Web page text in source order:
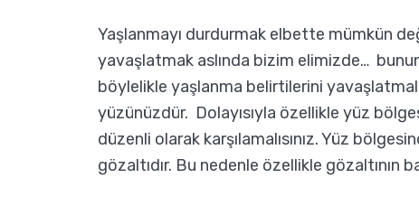
Yaşlanmayı durdurmak elbette mümkün
yavaşlatmak aslında bizim elimizde…
böylelikle yaşlanma belirtilerini
yüzünüzdür. Dolayısıyla özellikle yüz
düzenli olarak karşılamalısınız. Yüz
gözaltıdır. Bu nedenle özellikle gözaltının